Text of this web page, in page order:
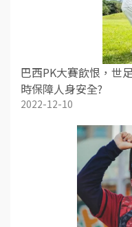
巴西PK大賽飲恨，世
時保障人身安全?
2022-12-10